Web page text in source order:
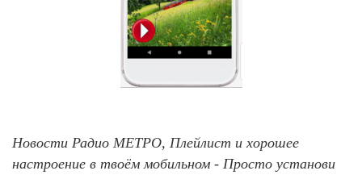
Новости Радио МЕТРО, Плейлист и хорошее
настроение в твоём мобильном - Просто установи